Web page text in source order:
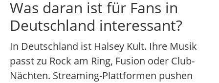
Was daran ist für Fans in
Deutschland interessant?
In Deutschland ist Halsey Kult. Ihre Musik
passt zu Rock am Ring, Fusion oder Club-
Nächten. Streaming-Plattformen pushen